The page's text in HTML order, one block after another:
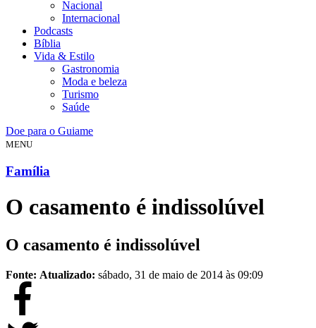
Nacional
Internacional
Podcasts
Bíblia
Vida & Estilo
Gastronomia
Moda e beleza
Turismo
Saúde
Doe para o Guiame
MENU
Família
O casamento é indissolúvel
O casamento é indissolúvel
Fonte: Atualizado: sábado, 31 de maio de 2014 às 09:09